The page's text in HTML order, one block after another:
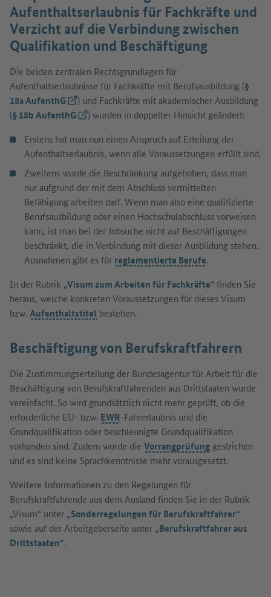
Aufenthaltserlaubnis für Fachkräfte und
Verzicht auf die Verbindung zwischen
Qualifikation und Beschäftigung
Die beiden zentralen Rechtsgrundlagen für
Aufenthaltserlaubnisse für Fachkräfte mit Berufsausbildung (§
18a AufenthG(Externer Link)
) und Fachkräfte mit akademischer Ausbildung
(§ 18b AufenthG(Externer Link)
) wurden in doppelter Hinsicht geändert:
Erstens hat man nun einen Anspruch auf Erteilung der
Aufenthaltserlaubnis, wenn alle Voraussetzungen erfüllt sind.
Zweitens wurde die Beschränkung aufgehoben, dass man
nur aufgrund der mit dem Abschluss vermittelten
Befähigung arbeiten darf. Wenn man also eine qualifizierte
Berufsausbildung oder einen Hochschulabschluss vorweisen
kann, ist man bei der Jobsuche nicht auf Beschäftigungen
beschränkt, die in Verbindung mit dieser Ausbildung stehen.
Ausnahmen gibt es für reglementierte Berufe.
In der Rubrik „Visum zum Arbeiten für Fachkräfte“ finden Sie
heraus, welche konkreten Voraussetzungen für dieses Visum
bzw.Aufenthaltstitel bestehen.
Beschäftigung von Berufskraftfahrern
Die Zustimmungserteilung der Bundesagentur für Arbeit für die
Beschäftigung von Berufskraftfahrenden aus Drittstaaten wurde
vereinfacht. So wird grundsätzlich nicht mehr geprüft, ob die
erforderliche EU- bzw. EWR-Fahrerlaubnis und die
Grundqualifikation oder beschleunigte Grundqualifikation
vorhanden sind. Zudem wurde die Vorrangprüfung gestrichen
und es sind keine Sprachkenntnisse mehr vorausgesetzt.
Weitere Informationen zu den Regelungen für
Berufskraftfahrende aus dem Ausland finden Sie in der Rubrik
„Visum“ unter „Sonderregelungen für Berufskraftfahrer“
sowie auf der Arbeitgeberseite unter „Berufskraftfahrer aus
Drittstaaten“.